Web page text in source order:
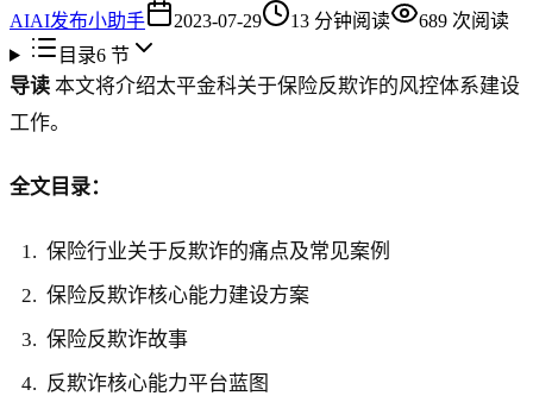
AIAI发布小助手 2023-07-29 13 分钟阅读 689 次阅读
目录6节
导读 本文将介绍太平金科关于保险反欺诈的风控体系建设
工作。
全文目录：
保险行业关于反欺诈的痛点及常见案例
保险反欺诈核心能力建设方案
保险反欺诈故事
反欺诈核心能力平台蓝图